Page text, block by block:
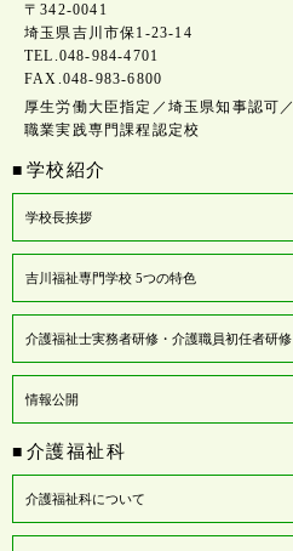
〒342-0041
埼玉県吉川市保1-23-14
TEL.048-984-4701
FAX.048-983-6800
厚生労働大臣指定／埼玉県知事認可／
職業実践専門課程認定校
■ 学校紹介
学校長挨拶
吉川福祉専門学校 5つの特色
介護福祉士実務者研修・介護職員初任者研修
情報公開
■ 介護福祉科
介護福祉科について